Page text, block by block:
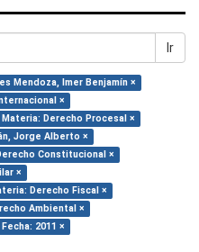
Ir
Mendoza, Imer Benjamín ×
×
Materia: Derecho Procesal ×
Jorge Alberto ×
Constitucional ×
×
Derecho Fiscal ×
Ambiental ×
Fecha: 2011 ×